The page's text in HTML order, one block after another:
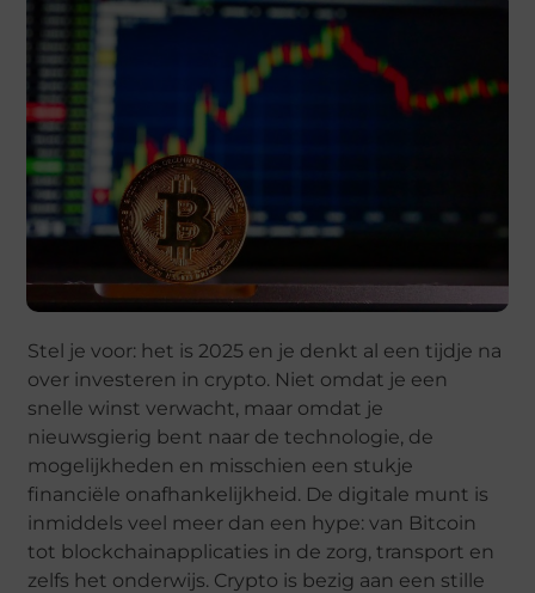
Stel je voor: het is 2025 en je denkt al een tijdje na
over investeren in crypto. Niet omdat je een
snelle winst verwacht, maar omdat je
nieuwsgierig bent naar de technologie, de
mogelijkheden en misschien een stukje
financiële onafhankelijkheid. De digitale munt is
inmiddels veel meer dan een hype: van Bitcoin
tot blockchainapplicaties in de zorg, transport en
zelfs het onderwijs. Crypto is bezig aan een stille